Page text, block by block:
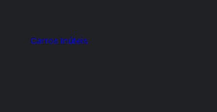
Carros Inúteis